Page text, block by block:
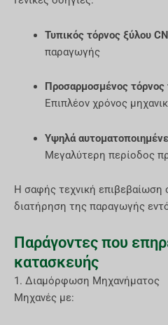
Τυπικός τόρνος ξύλου
παραγωγής
Προσαρμοσμένος τόρνος
Επιπλέον χρόνος
Υψηλά
Μεγαλύτερη περίοδος
Η σαφής τεχνική
διατήρηση της παραγωγής
Παράγοντες που
κατασκευής
1. Διαμόρφωση Μηχανήματος
Μηχανές με: